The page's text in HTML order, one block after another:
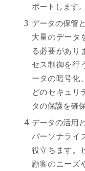
ポートします。
データの保管
大量のデータ
る必要があり
セス制御を行
ータの暗号化
どのセキュリ
タの保護を確
データの活用
パーソナライ
役立ちます。
顧客のニーズ